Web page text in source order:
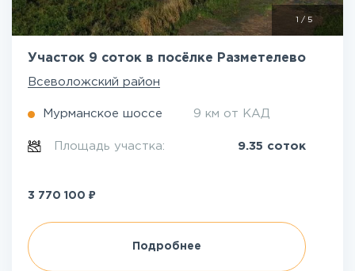
/ 5
Участок 9 соток в посёлке Разметелево
Всеволожский район
Мурманское шоссе 9 км от КАД
Площадь участка: 9.35 соток
3 770 100 ₽
Подробнее